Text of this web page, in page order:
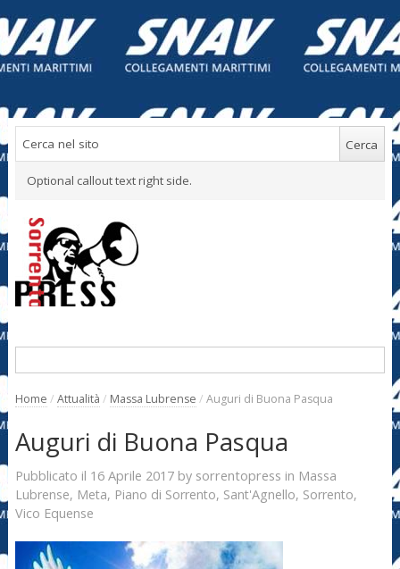
Optional callout text right side.
Home / Attualità / Massa Lubrense / Auguri di Buona Pasqua
Auguri di Buona Pasqua
Pubblicato il 16 Aprile 2017by sorrentopress in Massa
Lubrense, Meta, Piano di Sorrento, Sant'Agnello, Sorrento,
Vico Equense